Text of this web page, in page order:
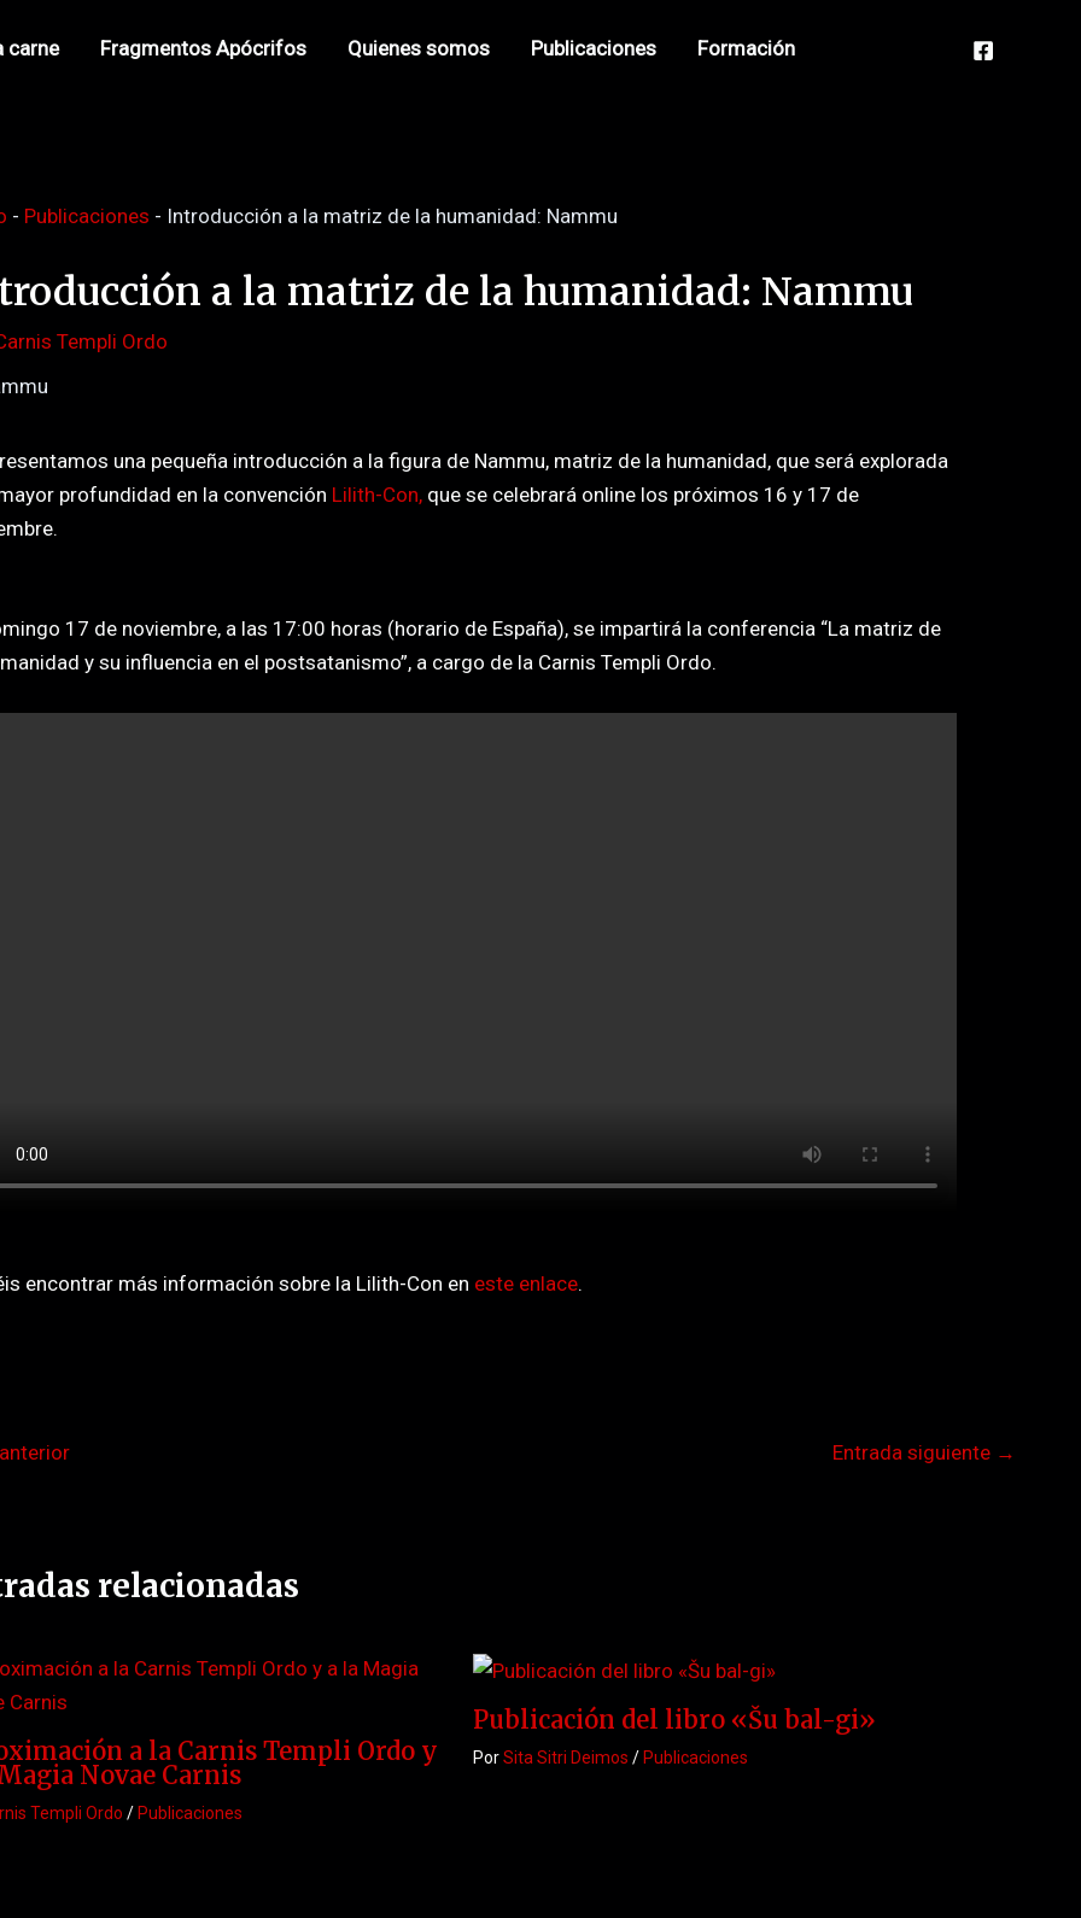
carne Fragmentos Apócrifos Quienes somos Publicaciones Formación
- Publicaciones - Introducción a la matriz de la humanidad: Nammu
a la matriz de la humanidad: Nammu
Templi Ordo
una pequeña introducción a la figura de Nammu, matriz de la humanidad, que será explorada
profundidad en la convención Lilith-Con, que se celebrará online los próximos 16 y 17 de
17 de noviembre, a las 17:00 horas (horario de España), se impartirá la conferencia “La matriz de
y su influencia en el postsatanismo”, a cargo de la Carnis Templi Ordo.
encontrar más información sobre la Lilith-Con en este enlace.
Entrada siguiente →
relacionadas
a la Carnis Templi Ordo y
Novae Carnis
Templi Ordo / Publicaciones
Publicación del libro «Šu bal-gi»
PorSita Sitri Deimos / Publicaciones